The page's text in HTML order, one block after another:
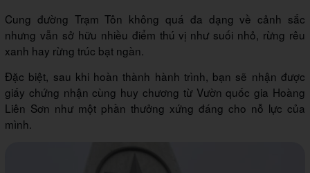
Cung đường Trạm Tôn không quá đa dạng về cảnh sắc
nhưng vẫn sở hữu nhiều điểm thú vị như suối nhỏ, rừng rêu
xanh hay rừng trúc bạt ngàn.
Đặc biệt, sau khi hoàn thành hành trình, bạn sẽ nhận được
giấy chứng nhận cùng huy chương từ Vườn quốc gia Hoàng
Liên Sơn như một phần thưởng xứng đáng cho nỗ lực của
mình.